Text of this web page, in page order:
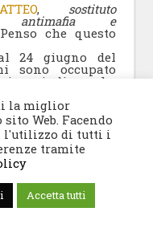
, sostituto
antimafia e
che questo
24 giugno del
occupato
quindi anche
autorizzato
un colloquio
e nemmeno
e sulle
ricordo
-bisnella
la miglior
Web. Facendo
l'utilizzo di tutti i
tramite
Accetta tutti